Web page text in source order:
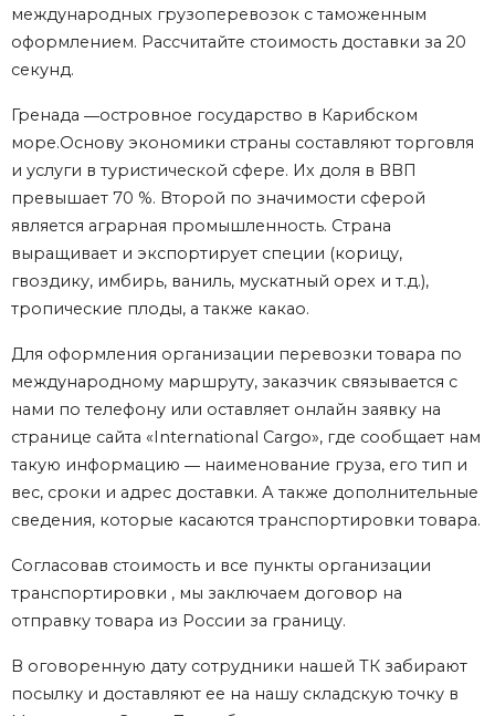
международных грузоперевозок с таможенным
оформлением. Рассчитайте стоимость доставки за 20
секунд.
Гренада ―островное государство в Карибском
море.Основу экономики страны составляют торговля
и услуги в туристической сфере. Их доля в ВВП
превышает 70 %. Второй по значимости сферой
является аграрная промышленность. Страна
выращивает и экспортирует специи (корицу,
гвоздику, имбирь, ваниль, мускатный орех и т.д.),
тропические плоды, а также какао.
Для оформления организации перевозки товара по
международному маршруту, заказчик связывается с
нами по телефону или оставляет онлайн заявку на
странице сайта «International Cargo», где сообщает нам
такую информацию ― наименование груза, его тип и
вес, сроки и адрес доставки. А также дополнительные
сведения, которые касаются транспортировки товара.
Согласовав стоимость и все пункты организации
транспортировки , мы заключаем договор на
отправку товара из России за границу.
В оговоренную дату сотрудники нашей ТК забирают
посылку и доставляют ее на нашу складскую точку в